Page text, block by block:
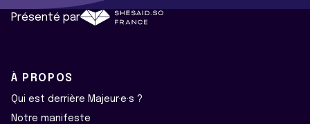
Présenté par
À PROPOS
Qui est derrière Majeur·e·s ?
Notre manifeste